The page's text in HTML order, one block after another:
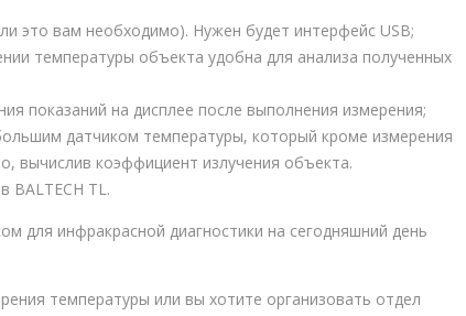
это вам необходимо). Нужен будет интерфейс USB;
температуры объекта удобна для анализа полученных
показаний на дисплее после выполнения измерения;
датчиком температуры, который кроме измерения
вычислив коэффициент излучения объекта.
BALTECH TL.
инфракрасной диагностики на сегодняшний день
температуры или вы хотите организовать отдел